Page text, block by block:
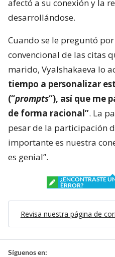
afectó a su conexión y la
desarrollándose.
Cuando se le preguntó
convencional de las citas
marido, Vyalshakaeva lo
tiempo a personalizar
(“prompts“), así que me
de forma racional”. La
pesar de la participación
importante es nuestra
es genial”.
¿ENCONTRASTE
ERROR?
Revisa nuestra página de
Síguenos en: